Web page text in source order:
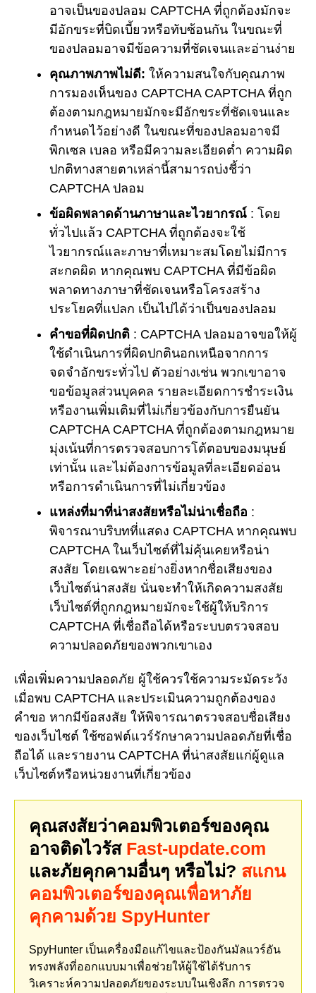
อาจเป็นของปลอม CAPTCHA ที่ถูกต้องมักจะ
มีอักขระที่บิดเบี้ยวหรือทับซ้อนกัน ในขณะที่
ของปลอมอาจมีข้อความที่ชัดเจนและอ่านง่าย
คุณภาพภาพไม่ดี: ให้ความสนใจกับคุณภาพ
การมองเห็นของ CAPTCHA CAPTCHA ที่ถูก
ต้องตามกฎหมายมักจะมีอักขระที่ชัดเจนและ
กำหนดไว้อย่างดี ในขณะที่ของปลอมอาจมี
พิกเซล เบลอ หรือมีความละเอียดต่ำ ความผิด
ปกติทางสายตาเหล่านี้สามารถบ่งชี้ว่า
CAPTCHA ปลอม
ข้อผิดพลาดด้านภาษาและไวยากรณ์ : โดย
ทั่วไปแล้ว CAPTCHA ที่ถูกต้องจะใช้
ไวยากรณ์และภาษาที่เหมาะสมโดยไม่มีการ
สะกดผิด หากคุณพบ CAPTCHA ที่มีข้อผิด
พลาดทางภาษาที่ชัดเจนหรือโครงสร้าง
ประโยคที่แปลก เป็นไปได้ว่าเป็นของปลอม
คำขอที่ผิดปกติ : CAPTCHA ปลอมอาจขอให้ผู้
ใช้ดำเนินการที่ผิดปกตินอกเหนือจากการ
จดจำอักขระทั่วไป ตัวอย่างเช่น พวกเขาอาจ
ขอข้อมูลส่วนบุคคล รายละเอียดการชำระเงิน
หรืองานเพิ่มเติมที่ไม่เกี่ยวข้องกับการยืนยัน
CAPTCHA CAPTCHA ที่ถูกต้องตามกฎหมาย
มุ่งเน้นที่การตรวจสอบการโต้ตอบของมนุษย์
เท่านั้น และไม่ต้องการข้อมูลที่ละเอียดอ่อน
หรือการดำเนินการที่ไม่เกี่ยวข้อง
แหล่งที่มาที่น่าสงสัยหรือไม่น่าเชื่อถือ :
พิจารณาบริบทที่แสดง CAPTCHA หากคุณพบ
CAPTCHA ในเว็บไซต์ที่ไม่คุ้นเคยหรือน่า
สงสัย โดยเฉพาะอย่างยิ่งหากชื่อเสียงของ
เว็บไซต์น่าสงสัย นั่นจะทำให้เกิดความสงสัย
เว็บไซต์ที่ถูกกฎหมายมักจะใช้ผู้ให้บริการ
CAPTCHA ที่เชื่อถือได้หรือระบบตรวจสอบ
ความปลอดภัยของพวกเขาเอง
เพื่อเพิ่มความปลอดภัย ผู้ใช้ควรใช้ความระมัดระวัง
เมื่อพบ CAPTCHA และประเมินความถูกต้องของ
คำขอ หากมีข้อสงสัย ให้พิจารณาตรวจสอบชื่อเสียง
ของเว็บไซต์ ใช้ซอฟต์แวร์รักษาความปลอดภัยที่เชื่อ
ถือได้ และรายงาน CAPTCHA ที่น่าสงสัยแก่ผู้ดูแล
เว็บไซต์หรือหน่วยงานที่เกี่ยวข้อง
คุณสงสัยว่าคอมพิวเตอร์ของคุณ
อาจติดไวรัส Fast-update.com
และภัยคุกคามอื่นๆ หรือไม่? สแกน
คอมพิวเตอร์ของคุณเพื่อหาภัย
คุกคามด้วย SpyHunter
SpyHunter เป็นเครื่องมือแก้ไขและป้องกันมัลแวร์อัน
ทรงพลังที่ออกแบบมาเพื่อช่วยให้ผู้ใช้ได้รับการ
วิเคราะห์ความปลอดภัยของระบบในเชิงลึก การตรวจ